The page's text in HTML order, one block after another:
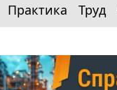
Практика Труд